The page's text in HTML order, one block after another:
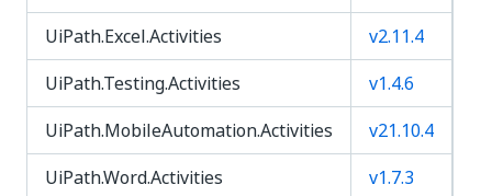
UiPath.Excel.Activities
v2.11.4
UiPath.Testing.Activities
v1.4.6
UiPath.MobileAutomation.Activities
v21.10.4
UiPath.Word.Activities
v1.7.3